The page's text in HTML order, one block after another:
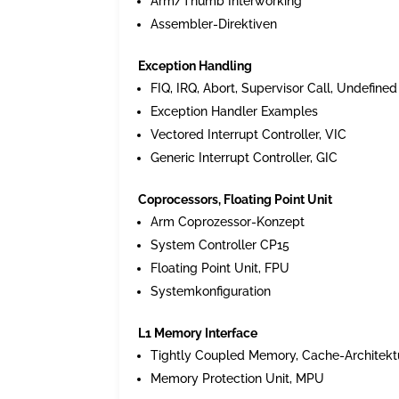
Assembler-Direktiven
Exception Handling
FIQ, IRQ, Abort, Supervisor Call, Undefined
Exception Handler Examples
Vectored Interrupt Controller, VIC
Generic Interrupt Controller, GIC
Coprocessors, Floating Point Unit
Arm Coprozessor-Konzept
System Controller CP15
Floating Point Unit, FPU
Systemkonfiguration
L1 Memory Interface
Tightly Coupled Memory, Cache-
Memory Protection Unit, MPU